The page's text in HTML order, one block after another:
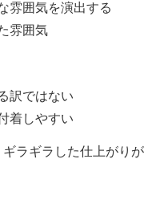
雰囲気を演出する
雰囲気
訳ではない
着しやすい
ラギラした仕上がりが